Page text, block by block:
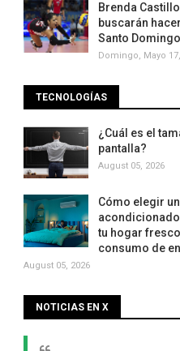
Brenda
buscarán
Santo
Domingo, Mayo
TECNOLOGÍAS
¿Cuál es el
pantalla?
August 05, 2026
Cómo elegir
tu hogar
consumo de
August 05, 2026
NOTICIAS EN X